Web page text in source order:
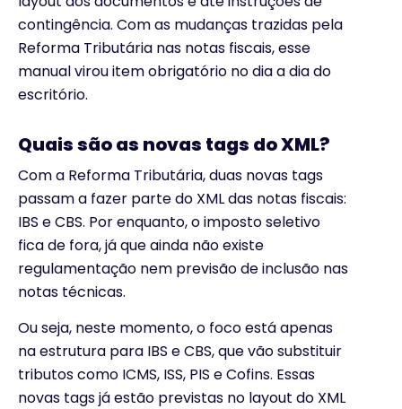
contingência. Com as mudanças trazidas pela
Reforma Tributária nas notas fiscais, esse
manual virou item obrigatório no dia a dia do
escritório.
Quais são as novas tags do XML?
Com a Reforma Tributária, duas novas tags
passam a fazer parte do XML das notas fiscais:
IBS e CBS. Por enquanto, o imposto seletivo
fica de fora, já que ainda não existe
regulamentação nem previsão de inclusão nas
notas técnicas.
Ou seja, neste momento, o foco está apenas
na estrutura para IBS e CBS, que vão substituir
tributos como ICMS, ISS, PIS e Cofins. Essas
novas tags já estão previstas no layout do XML